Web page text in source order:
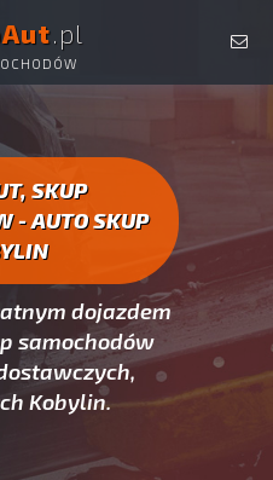
.pl
SKUP
- AUTO SKUP
dojazdem
samochodów
Kobylin.